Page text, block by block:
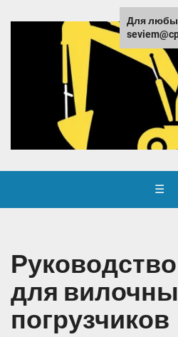
☰
для
погрузчиков
Для